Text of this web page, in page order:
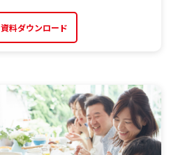
資料ダウンロード